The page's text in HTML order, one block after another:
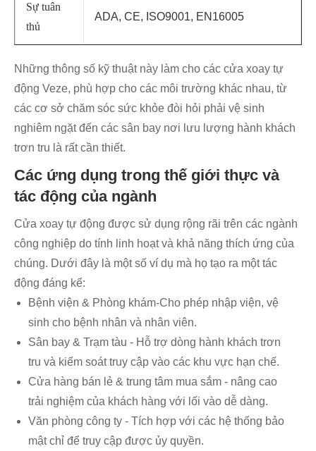
Sự tuân
thủ
ADA, CE, ISO9001, EN16005
Những thông số kỹ thuật này làm cho các cửa xoay tự
động Veze, phù hợp cho các môi trường khác nhau, từ
các cơ sở chăm sóc sức khỏe đòi hỏi phải vệ sinh
nghiêm ngặt đến các sân bay nơi lưu lượng hành khách
trơn tru là rất cần thiết.
Các ứng dụng trong thế giới thực và
tác động của ngành
Cửa xoay tự động được sử dụng rộng rãi trên các ngành
công nghiệp do tính linh hoạt và khả năng thích ứng của
chúng. Dưới đây là một số ví dụ mà họ tạo ra một tác
động đáng kể:
Bệnh viện & Phòng khám-Cho phép nhập viện, vệ
sinh cho bệnh nhân và nhân viên.
Sân bay & Trạm tàu ​​- Hỗ trợ dòng hành khách trơn
tru và kiểm soát truy cập vào các khu vực hạn chế.
Cửa hàng bán lẻ & trung tâm mua sắm - nâng cao
trải nghiệm của khách hàng với lối vào dễ dàng.
Văn phòng công ty - Tích hợp với các hệ thống bảo
mật chỉ để truy cập được ủy quyền.